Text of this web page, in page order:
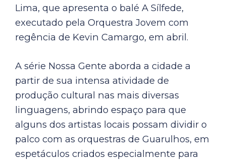
Lima, que apresenta o balé A Sílfede,
executado pela Orquestra Jovem com
regência de Kevin Camargo, em abril.
A série Nossa Gente aborda a cidade a
partir de sua intensa atividade de
produção cultural nas mais diversas
linguagens, abrindo espaço para que
alguns dos artistas locais possam dividir o
palco com as orquestras de Guarulhos, em
espetáculos criados especialmente para